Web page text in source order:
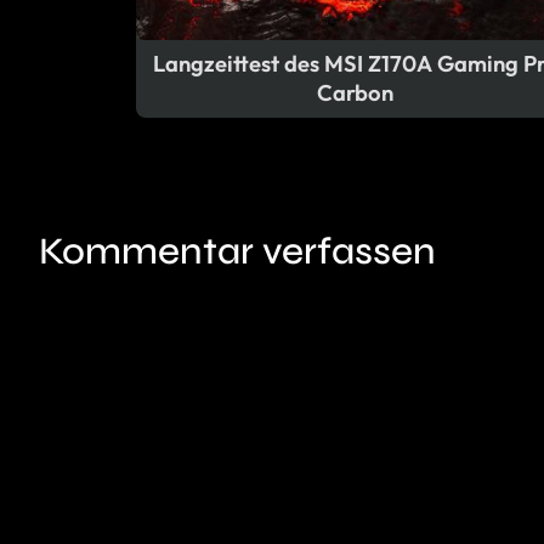
Langzeittest des MSI Z170A Gaming
Carbon
Kommentar verfassen